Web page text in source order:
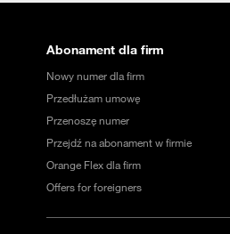
Abonament dla firm
Nowy numer dla firm
Przedłużam umowę
Przenoszę numer
Przejdź na abonament w firmie
Orange Flex dla firm
Offers for foreigners